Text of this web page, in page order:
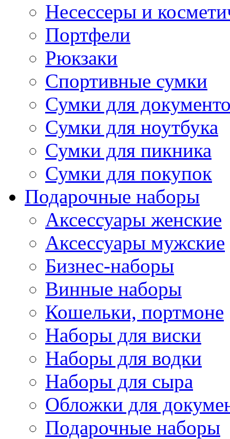
Несессеры и
Портфели
Рюкзаки
Спортивные сумки
Сумки для
Сумки для ноутбука
Сумки для пикника
Сумки для покупок
Подарочные наборы
Аксессуары женские
Аксессуары мужские
Бизнес-наборы
Винные наборы
Кошельки, портмоне
Наборы для виски
Наборы для водки
Наборы для сыра
Обложки для
Подарочные наборы